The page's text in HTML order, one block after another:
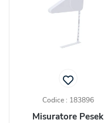
Codice : 183896
Misuratore Pesek